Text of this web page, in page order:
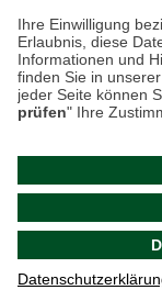
Ihre Einwilligung
Erlaubnis, diese
Informationen und
finden Sie in unserer
jeder Seite können
prüfen" Ihre
Zur Echtheit von
ACHTUNG!
Ihr Browser
Leider können
Bitte stellen Sie
Cookies für die
akzeptiert.
welche